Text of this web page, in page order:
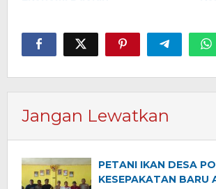
Jangan Lewatkan
PETANI IKAN DESA
KESEPAKATAN BARU